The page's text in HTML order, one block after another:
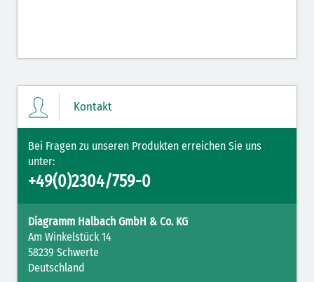
Kontakt
Bei Fragen zu unseren Produkten erreichen Sie uns
unter:
+49(0)2304/759-0
Diagramm Halbach GmbH & Co. KG
Am Winkelstück 14
58239 Schwerte
Deutschland